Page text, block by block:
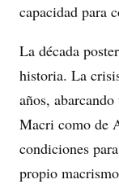
capacidad para
La década
historia. La
años,
Macri como de
condiciones
propio